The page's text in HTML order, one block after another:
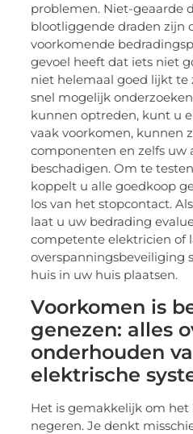
problemen. Niet-geaarde
blootliggende draden zijn
voorkomende
gevoel heeft dat iets niet
niet helemaal goed lijkt te
snel mogelijk
kunnen optreden, kunt u
vaak voorkomen, kunnen
componenten en zelfs uw
beschadigen. Om te
koppelt u alle goedkoop
los van het stopcontact.
laat u uw bedrading
competente elektricien of
overspanningsbeveiliging
huis in uw huis plaatsen.
Voorkomen is
genezen: alles
onderhouden
elektrische
Het is gemakkelijk om
negeren. Je denkt